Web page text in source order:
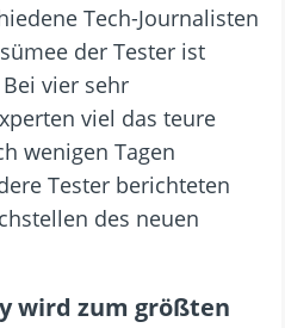
Tech-Journalisten
der Tester ist
vier sehr
viel das teure
wenigen Tagen
Tester berichteten
des neuen
wird zum größten